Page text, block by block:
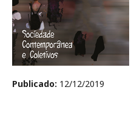
Publicado: 12/12/2019